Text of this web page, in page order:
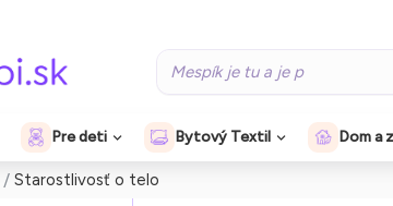
Pre deti Bytový Textil Dom a
Starostlivosť o telo